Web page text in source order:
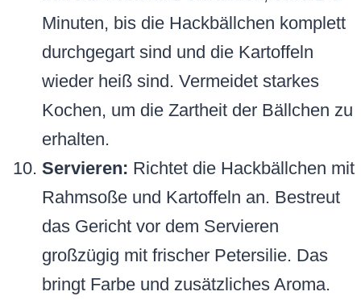
Minuten, bis die Hackbällchen komplett
durchgegart sind und die Kartoffeln
wieder heiß sind. Vermeidet starkes
Kochen, um die Zartheit der Bällchen zu
erhalten.
Servieren: Richtet die Hackbällchen mit
Rahmsoße und Kartoffeln an. Bestreut
das Gericht vor dem Servieren
großzügig mit frischer Petersilie. Das
bringt Farbe und zusätzliches Aroma.